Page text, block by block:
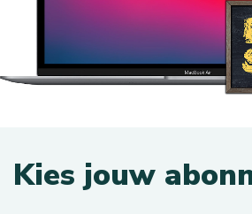
Kies jouw